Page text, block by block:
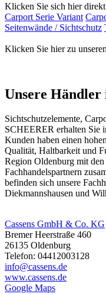
Klicken Sie sich hier
Carport Serie Variant
Seitenwände / Sichtschutz
Klicken Sie hier zu
Unsere
Sichtschutzelemente,
SCHEERER erhalten Sie
Kunden haben einen
Qualität, Haltbarkeit und
Region Oldenburg mit
Fachhandelspartnern
befinden sich unsere
Diekmannshausen und
Cassens GmbH & Co. KG
Bremer Heerstraße 460
26135 Oldenburg
Telefon: 04412003128
info@cassens.de
www.cassens.de
Google Maps